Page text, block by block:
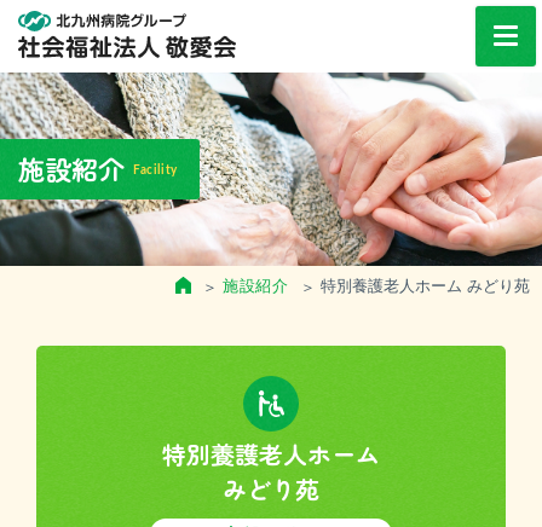
HOME
お知らせ
敬愛会について
施設紹介 Facility
HOME
施設紹介 特別養護老人ホーム みどり苑
特別養護老人ホーム
みどり苑